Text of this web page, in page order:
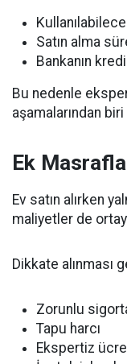
Satın alma
Bankanın
Bu nedenle
aşamalarından
Ek
Ev satın alırken
maliyetler de
Dikkate alınması
Zorunlu
Tapu harcı
Ekspertiz